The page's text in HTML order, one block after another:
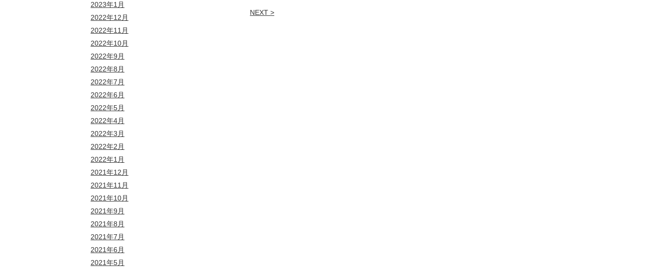
NEXT >
2023年1月
2022年12月
2022年11月
2022年10月
2022年9月
2022年8月
2022年7月
2022年6月
2022年5月
2022年4月
2022年3月
2022年2月
2022年1月
2021年12月
2021年11月
2021年10月
2021年9月
2021年8月
2021年7月
2021年6月
2021年5月